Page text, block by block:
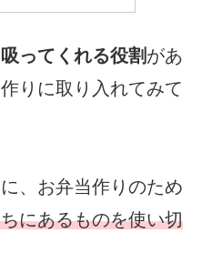
ってくれる役割があ
りに取り入れてみて
、お弁当作りのため
にあるものを使い切